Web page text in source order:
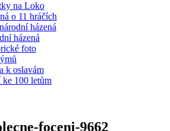
na Loko
o 11 hráčích
házená
házená
foto
k oslavám
100 letům
foceni-9662